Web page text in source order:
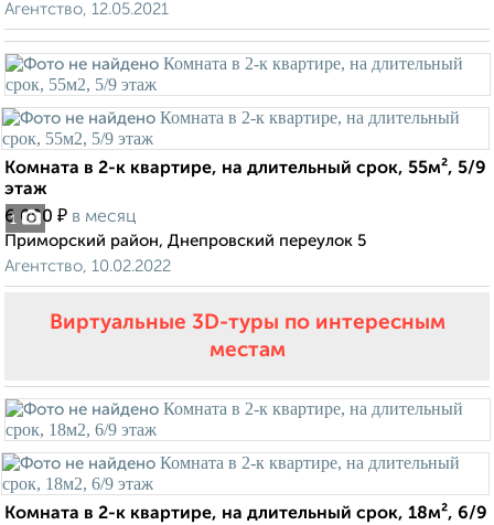
Агентство, 12.05.2021
1
Комната в 2-к квартире, на длительный срок, 55м², 5/9
этаж
6 000 ₽ в месяц
Приморский район, Днепровский переулок 5
Агентство, 10.02.2022
Виртуальные 3D-туры по интересным
местам
Комната в 2-к квартире, на длительный срок, 18м², 6/9